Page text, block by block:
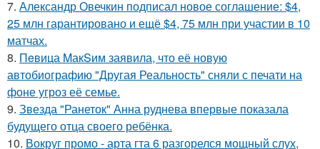
7. Александр Овечкин подписал новое соглашение: $4,
25 млн гарантировано и ещё $4, 75 млн при участии в 10
матчах.
8. Пeвица MакSим заявила, что её новую
автобиографию "Другая Реальность" сняли с печати на
фоне угроз её семье.
9. Звезда "Ранеток" Анна руднева впервые показала
будущего отца своего ребёнка.
10. Вокруг промо - арта гта 6 разгорелся мощный слух,